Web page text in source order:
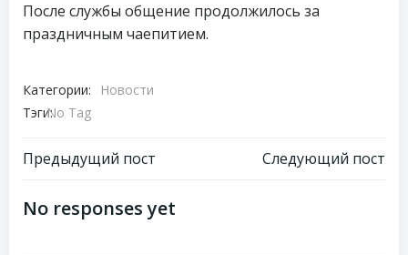
После службы общение продолжилось за
праздничным чаепитием.
Категории:
Новости
Тэги:No Tag
Навигация
по
Предыдущий пост
Навигация
Следующий пост
No responses yet